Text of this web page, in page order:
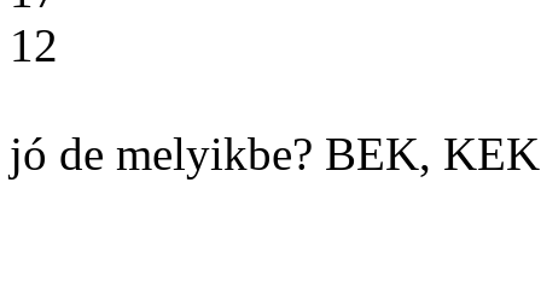
12
jó de melyikbe? BEK,